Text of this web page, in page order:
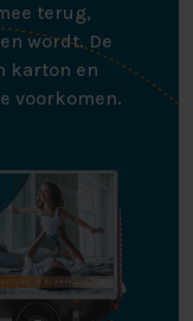
terug,
wordt. De
karton en
voorkomen.